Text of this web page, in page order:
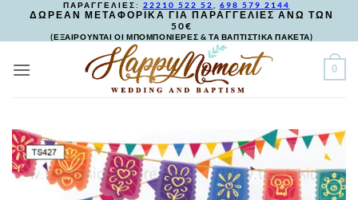
ΠΑΡΑΓΓΕΛΙΕΣ: 22210 522 52 698 579 2144
ΔΩΡΕΑΝ ΜΕΤΑΦΟΡΙΚΑ ΓΙΑ ΠΑΡΑΓΓΕΛΙΕΣ ΑΝΩ ΤΩΝ
50€
(ΕΞΑΙΡΟΥΝΤΑΙ ΟΙ ΜΠΟΜΠΟΝΙΕΡΕΣ & ΤΑ ΒΑΠΤΙΣΤΙΚΑ ΠΑΚΕΤΑ)
0